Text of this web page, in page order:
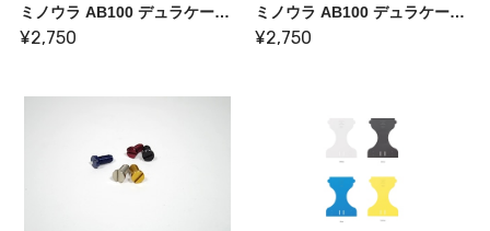
ミノウラ AB100 デュラケージ GRAD
¥2,750
ミノウラ AB100 デュラケージプレミアム
¥2,750